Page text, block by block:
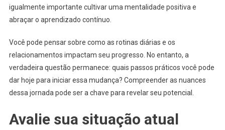
Transformar
igualmente importante cultivar uma mentalidade positiva e
abraçar o aprendizado contínuo.
Você pode pensar sobre como as rotinas diárias e os
relacionamentos impactam seu progresso. No entanto, a
verdadeira questão permanece: quais passos práticos você pode
dar hoje para iniciar essa mudança? Compreender as nuances
dessa jornada pode ser a chave para revelar seu potencial.
Avalie sua situação atual